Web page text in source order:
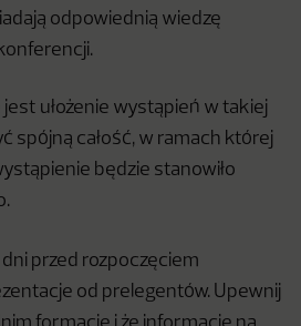
odpowiednią wiedzę
jest ułożenie wystąpień w takiej
spójną całość, w ramach której
będzie stanowiło
dni przed rozpoczęciem
od prelegentów. Upewnij